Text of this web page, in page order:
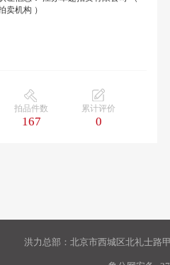
卖机构 ）
拍品件数
167
累计评价
0
洪力总部：北京市西城区北礼士路